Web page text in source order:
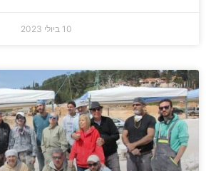
10 ביולי 2023